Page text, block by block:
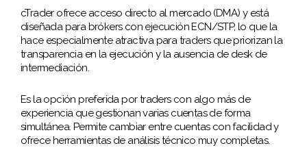
cTrader ofrece acceso directo al mercado (DMA) y está
diseñada para brókers con ejecución ECN/STP, lo que la
hace especialmente atractiva para traders que priorizan la
transparencia en la ejecución y la ausencia de desk de
intermediación.
Es la opción preferida por traders con algo más de
experiencia que gestionan varias cuentas de forma
simultánea. Permite cambiar entre cuentas con facilidad y
ofrece herramientas de análisis técnico muy completas.